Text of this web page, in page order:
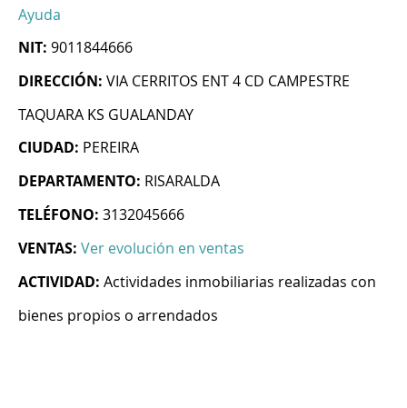
Ayuda
NIT: 9011844666
DIRECCIÓN: VIA CERRITOS ENT 4 CD CAMPESTRE
TAQUARA KS GUALANDAY
CIUDAD: PEREIRA
DEPARTAMENTO: RISARALDA
TELÉFONO: 3132045666
VENTAS: Ver evolución en ventas
ACTIVIDAD: Actividades inmobiliarias realizadas con
bienes propios o arrendados